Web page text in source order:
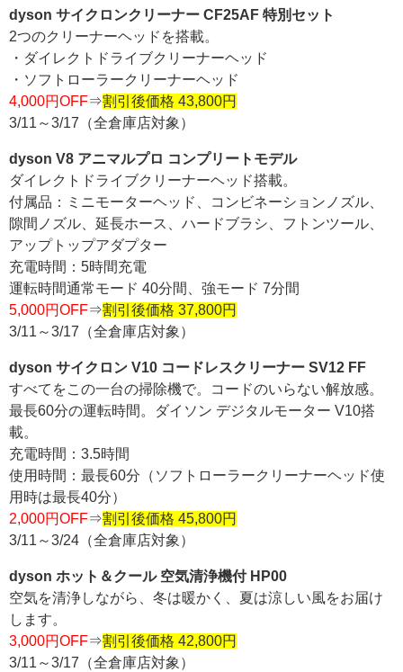
dyson サイクロンクリーナー CF25AF 特別セット
2つのクリーナーヘッドを搭載。
・ダイレクトドライブクリーナーヘッド
・ソフトローラークリーナーヘッド
4,000円OFF⇒割引後価格 43,800円
3/11～3/17（全倉庫店対象）
dyson V8 アニマルプロ コンプリートモデル
ダイレクトドライブクリーナーヘッド搭載。
付属品：ミニモーターヘッド、コンビネーションノズル、
隙間ノズル、延長ホース、ハードブラシ、フトンツール、
アップトップアダプター
充電時間：5時間充電
運転時間通常モード 40分間、強モード 7分間
5,000円OFF⇒割引後価格 37,800円
3/11～3/17（全倉庫店対象）
dyson サイクロン V10 コードレスクリーナー SV12 FF
すべてをこの一台の掃除機で。コードのいらない解放感。
最長60分の運転時間。ダイソン デジタルモーター V10搭
載。
充電時間：3.5時間
使用時間：最長60分（ソフトローラークリーナーヘッド使
用時は最長40分）
2,000円OFF⇒割引後価格 45,800円
3/11～3/24（全倉庫店対象）
dyson ホット＆クール 空気清浄機付 HP00
空気を清浄しながら、冬は暖かく、夏は涼しい風をお届け
します。
3,000円OFF⇒割引後価格 42,800円
3/11～3/17（全倉庫店対象）